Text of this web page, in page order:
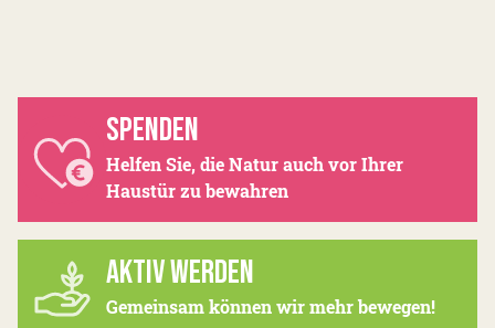
SPENDEN
Helfen Sie, die Natur auch vor Ihrer
Haustür zu bewahren
AKTIV WERDEN
Gemeinsam können wir mehr bewegen!